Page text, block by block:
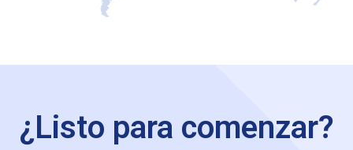
¿Listo para comenzar?